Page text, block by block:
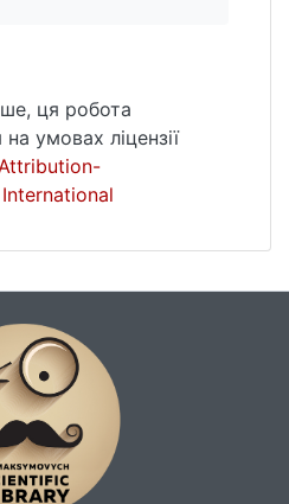
ця робота
умовах ліцензії